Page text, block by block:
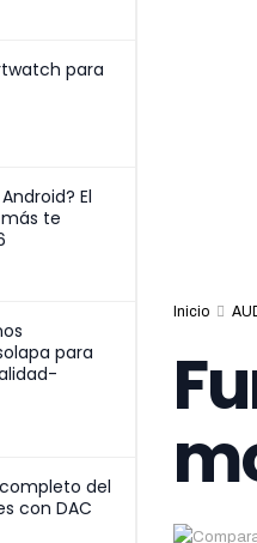
para
El
te
para
completo del
con DAC
Inicio